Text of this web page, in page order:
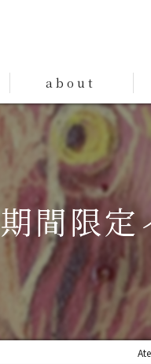
about
間限